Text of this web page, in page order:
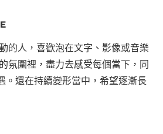
的人，喜歡泡在文字、影像或音樂
氛圍裡，盡力去感受每個當下，同
。還在持續變形當中，希望逐漸長